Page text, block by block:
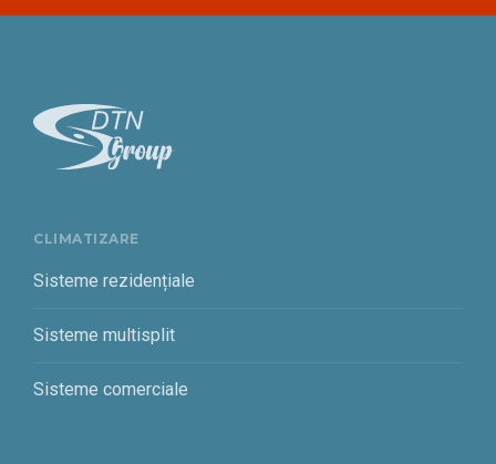
CLIMATIZARE
Sisteme rezidențiale
Sisteme multisplit
Sisteme comerciale